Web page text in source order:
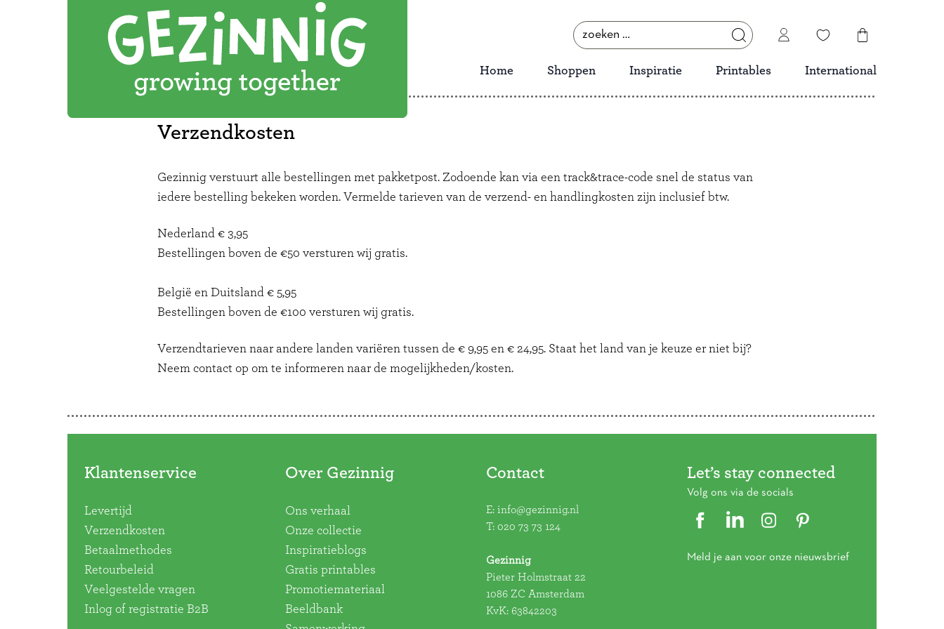
zoeken
naar:
Home Shoppen Inspiratie Printables International
Verzendkosten
Gezinnig verstuurt alle bestellingen met pakketpost. Zodoende kan via een track&trace-code snel de status van
iedere bestelling bekeken worden. Vermelde tarieven van de verzend- en handlingkosten zijn inclusief btw.
Nederland € 3,95
Bestellingen boven de €50 versturen wij gratis.
België en Duitsland € 5,95
Bestellingen boven de €100 versturen wij gratis.
Verzendtarieven naar andere landen variëren tussen de € 9,95 en € 24,95. Staat het land van je keuze er niet bij?
Neem contact op om te informeren naar de mogelijkheden/kosten.
Klantenservice
Levertijd
Verzendkosten
Betaalmethodes
Retourbeleid
Veelgestelde vragen
Inlog of registratie B2B
Over Gezinnig
Ons verhaal
Onze collectie
Inspiratieblogs
Gratis printables
Promotiemateriaal
Beeldbank
Contact
E: info@gezinnig.nl
T: 020 73 73 124
Gezinnig
Pieter Holmstraat 22
1086 ZC Amsterdam
KvK: 63842203
Let’s stay connected
Volg ons via de socials
Meld je aan voor onze nieuwsbrief